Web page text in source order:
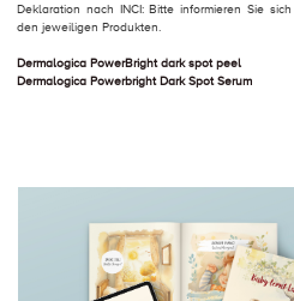
Deklaration nach INCI: Bitte informieren Sie
den jeweiligen Produkten.
Dermalogica PowerBright dark spot peel
Dermalogica Powerbright Dark Spot Serum